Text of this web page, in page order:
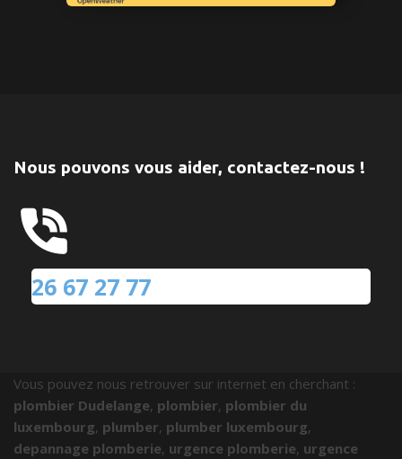
Nous pouvons vous aider, contactez-nous !
26 67 27 77
Vous pouvez nous retrouver sur internet en cherchant :
plombier Dudelange, plombier, plombier du
luxembourg, plumber, plumber luxembourg,
depannage plomberie, urgence plomberie, urgence